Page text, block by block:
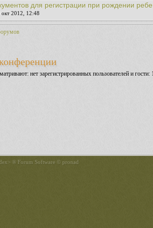
для регистрации при рождении
окт 2012, 12:48
нет зарегистрированных пользователей и гости:
® Forum Software © pronad